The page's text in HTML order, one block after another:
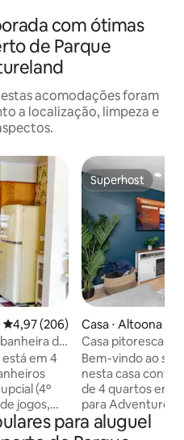
com ótimas
de Parque
acomodações foram
a localização, limpeza e
4,97 de uma avaliação média de
4,97 (206)
de
está em 4
(4º
jogos,
Lá fora,
para estar
Superhost
Superhost
Casa ⋅ Altoona
Casa pitoresca
para
Bem-vindo ao
nesta casa
de 4 quartos em Altoona!
para
Perto do novo
Moda de Altoona
para aluguel